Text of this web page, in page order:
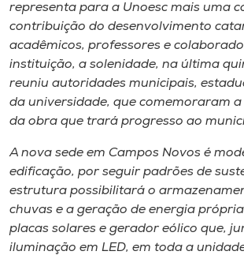
Selecione
A+
representa para a Unoesc mais uma
contribuição do desenvolvimento
acadêmicos, professores e
instituição, a solenidade, na última
reuniu autoridades municipais,
da universidade, que comemoraram
da obra que trará progresso ao
A nova sede em Campos Novos é
edificação, por seguir padrões de
estrutura possibilitará o
chuvas e a geração de energia
placas solares e gerador eólico que,
iluminação em LED, em toda a